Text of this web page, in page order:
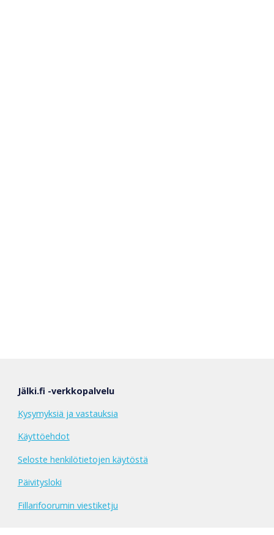
Jälki.fi -verkkopalvelu
Kysymyksiä ja vastauksia
Käyttöehdot
Seloste henkilötietojen käytöstä
Päivitysloki
Fillarifoorumin viestiketju